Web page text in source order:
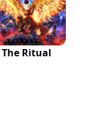
The Ritual